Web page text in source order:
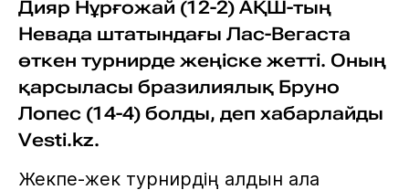
Дияр Нұрғожай (12-2) АҚШ-тың
Невада штатындағы Лас-Вегаста
өткен турнирде жеңіске жетті. Оның
қарсыласы бразилиялық Бруно
Лопес (14-4) болды, деп хабарлайды
Vesti.kz.
Жекпе-жек турнирдің алдын ала